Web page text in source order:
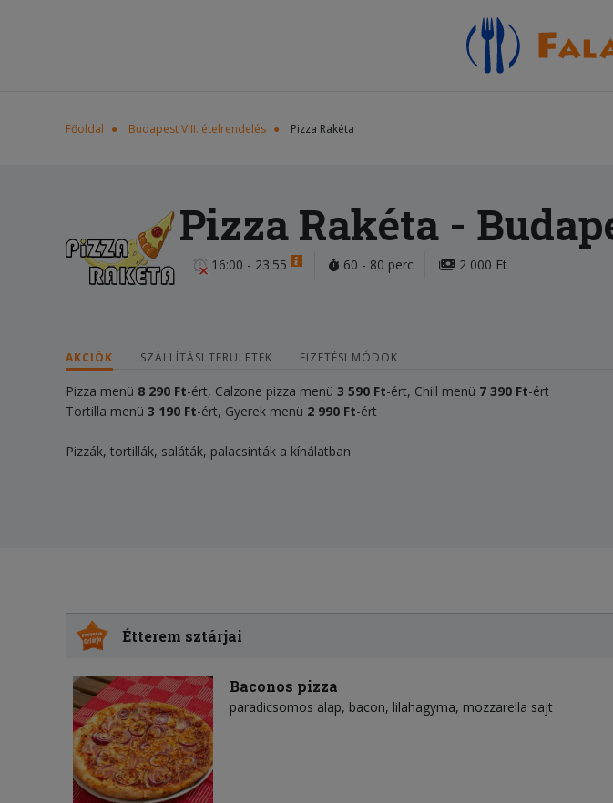
Főoldal Budapest VIII. ételrendelés Pizza Rakéta
Pizza Rakéta -
16:00 - 23:55 60 - 80 perc 2 000 Ft
AKCIÓK SZÁLLÍTÁSI TERÜLETEK FIZETÉSI MÓDOK
Pizza menü 8 290 Ft-ért, Calzone pizza menü 3 590 Ft-ért, Chill menü 7 390 Ft-ért
Tortilla menü 3 190 Ft-ért, Gyerek menü 2 990 Ft-ért
Pizzák, tortillák, saláták, palacsinták a kínálatban
Étterem sztárjai
Baconos pizza
paradicsomos alap bacon lilahagyma mozzarella sajt